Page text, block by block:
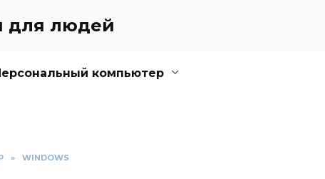
для людей
компьютер
» WINDOWS